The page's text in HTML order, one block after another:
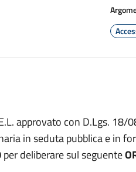
approvato con D.Lgs.
in seduta pubblica e in
per deliberare sul seguente